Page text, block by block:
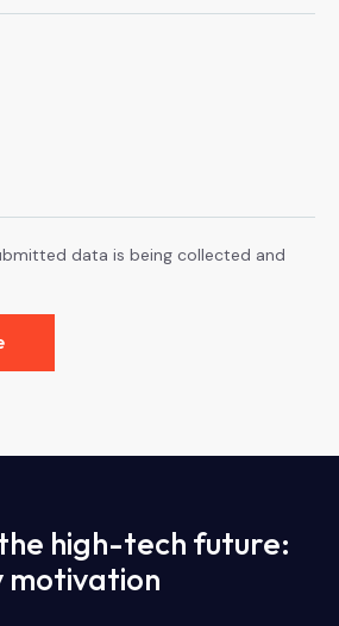
data is being collected and
high-tech future:
motivation